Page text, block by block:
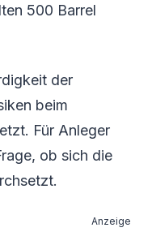
500 Barrel
der
beim
Für Anleger
ob sich die
Anzeige